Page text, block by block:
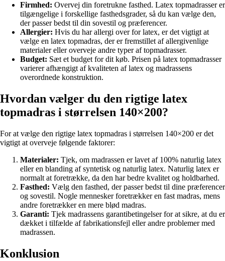
Firmhed: Overvej din foretrukne fasthed. Latex topmadrasser er
tilgængelige i forskellige fasthedsgrader, så du kan vælge den,
der passer bedst til din sovestil og præferencer.
Allergier: Hvis du har allergi over for latex, er det vigtigt at
vælge en latex topmadras, der er fremstillet af allergivenlige
materialer eller overveje andre typer af topmadrasser.
Budget: Sæt et budget for dit køb. Prisen på latex topmadrasser
varierer afhængigt af kvaliteten af latex og madrassens
overordnede konstruktion.
Hvordan vælger du den rigtige latex
topmadras i størrelsen 140×200?
For at vælge den rigtige latex topmadras i størrelsen 140×200 er det
vigtigt at overveje følgende faktorer:
Materialer: Tjek, om madrassen er lavet af 100% naturlig latex
eller en blanding af syntetisk og naturlig latex. Naturlig latex er
normalt at foretrække, da den har bedre kvalitet og holdbarhed.
Fasthed: Vælg den fasthed, der passer bedst til dine præferencer
og sovestil. Nogle mennesker foretrækker en fast madras, mens
andre foretrækker en mere blød madras.
Garanti: Tjek madrassens garantibetingelser for at sikre, at du er
dækket i tilfælde af fabrikationsfejl eller andre problemer med
madrassen.
Konklusion